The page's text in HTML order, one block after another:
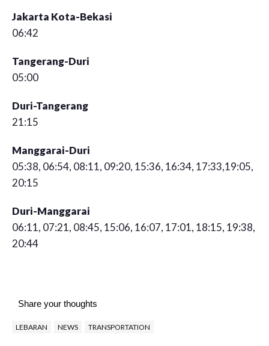
Jakarta Kota-Bekasi
06:42
Tangerang-Duri
05:00
Duri-Tangerang
21:15
Manggarai-Duri
05:38, 06:54, 08:11, 09:20, 15:36, 16:34, 17:33,19:05,
20:15
Duri-Manggarai
06:11, 07:21, 08:45, 15:06, 16:07, 17:01, 18:15, 19:38,
20:44
Share your thoughts
LEBARAN NEWS TRANSPORTATION